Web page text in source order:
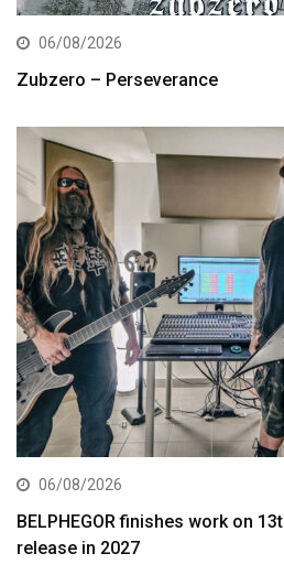
06/08/2026
Zubzero – Perseverance
06/08/2026
BELPHEGOR finishes work on
release in 2027